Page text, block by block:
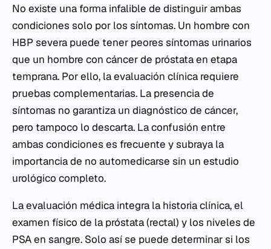
No existe una forma infalible de distinguir ambas
condiciones solo por los síntomas. Un hombre con
HBP severa puede tener peores síntomas urinarios
que un hombre con cáncer de próstata en etapa
temprana. Por ello, la evaluación clínica requiere
pruebas complementarias. La presencia de
síntomas no garantiza un diagnóstico de cáncer,
pero tampoco lo descarta. La confusión entre
ambas condiciones es frecuente y subraya la
importancia de no automedicarse sin un estudio
urológico completo.
La evaluación médica integra la historia clínica, el
examen físico de la próstata (rectal) y los niveles de
PSA en sangre. Solo así se puede determinar si los